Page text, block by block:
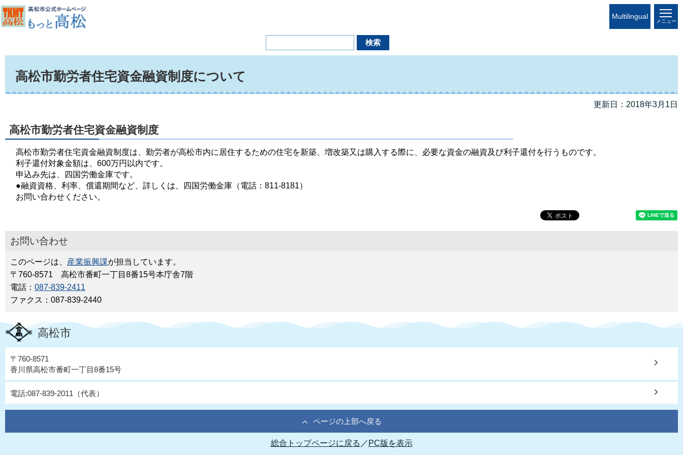
Multilingual
メニュー
高松市勤労者住宅資金融資制度について
更新日：2018年3月1日
高松市勤労者住宅資金融資制度
高松市勤労者住宅資金融資制度は、勤労者が高松市内に居住するための住宅を新築、増改築又は購入する際に、必要な資金の融資及び利子還付を行うものです。
利子還付対象金額は、600万円以内です。
申込み先は、四国労働金庫です。
●融資資格、利率、償還期間など、詳しくは、四国労働金庫（電話：811-8181）
お問い合わせください。
お問い合わせ
このページは、 産業振興課が担当しています。
〒760-8571 高松市番町一丁目8番15号本庁舎7階
電話： 087-839-2411
ファクス：087-839-2440
高松市
〒760-8571
香川県高松市番町一丁目8番15号
電話:087-839-2011（代表）
ページの上部へ戻る
総合トップページに戻る ／ PC版を表示